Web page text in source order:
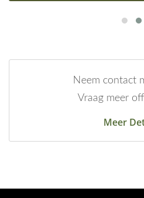
Neem contact
Vraag meer
Meer